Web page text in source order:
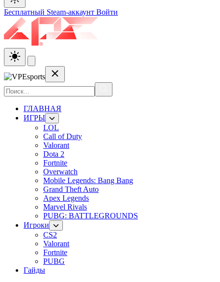
Бесплатный Steam-аккаунт Войти
ГЛАВНАЯ
ИГРЫ
LOL
Call of Duty
Valorant
Dota 2
Fortnite
Overwatch
Mobile Legends: Bang Bang
Grand Theft Auto
Apex Legends
Marvel Rivals
PUBG: BATTLEGROUNDS
Игроки
CS2
Valorant
Fortnite
PUBG
Гайды